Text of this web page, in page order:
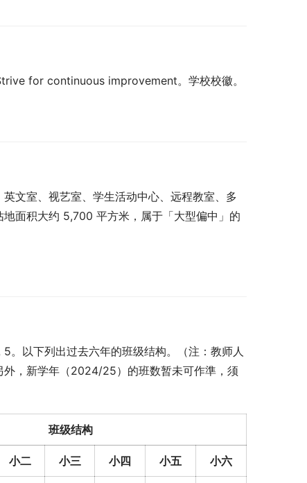
for continuous improvement。学校校徽。
文室、视艺室、学生活动中心、远程教室、多
面积大约 5,700 平方米，属于「大型偏中」的
以下列出过去六年的班级结构。（注：教师人
，新学年（2024/25）的班数暂未可作準，须
班级结构
小二 小三 小四 小五 小六